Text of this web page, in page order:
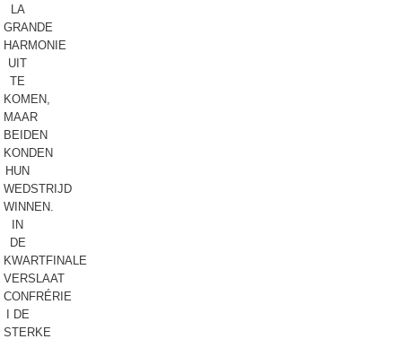
LA
GRANDE
HARMONIE
UIT
TE
KOMEN,
MAAR
BEIDEN
KONDEN
HUN
WEDSTRIJD
WINNEN.
IN
DE
KWARTFINALE
VERSLAAT
CONFRÉRIE
I DE
STERKE